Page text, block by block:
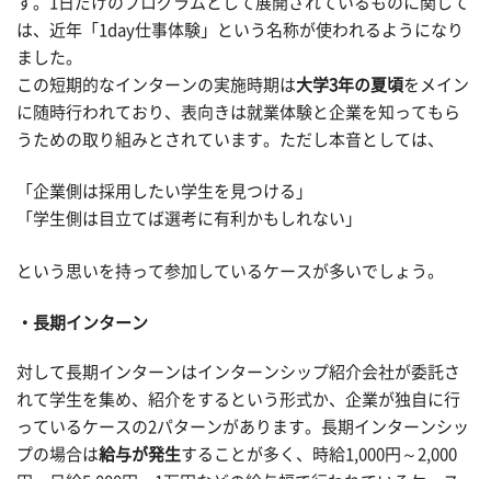
は、近年「1day仕事体験」という名称が使われるようになり
ました。
この短期的なインターンの実施時期は大学3年の夏頃をメイン
に随時行われており、表向きは就業体験と企業を知ってもら
うための取り組みとされています。ただし本音としては、
「企業側は採用したい学生を見つける」
「学生側は目立てば選考に有利かもしれない」
という思いを持って参加しているケースが多いでしょう。
長期インターン
対して長期インターンはインターンシップ紹介会社が委託さ
れて学生を集め、紹介をするという形式か、企業が独自に行
っているケースの2パターンがあります。長期インターンシッ
プの場合は給与が発生することが多く、時給1,000円～2,000